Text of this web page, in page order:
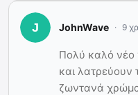
JohnWave 9
Πολύ καλό νέο
και λατρεύουν
ζωντανά